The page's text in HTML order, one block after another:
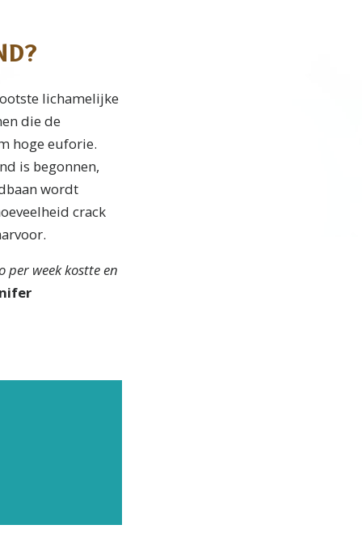
lichamelijke
die de
hoge euforie.
is begonnen,
wordt
crack
per week kostte en